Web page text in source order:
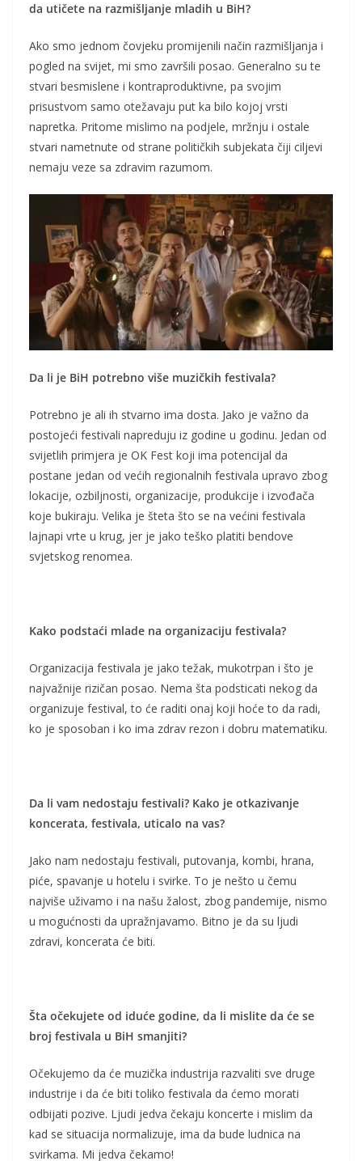
da utičete na razmišljanje mladih u BiH?
Ako smo jednom čovjeku promijenili način razmišljanja i
pogled na svijet, mi smo završili posao. Generalno su te
stvari besmislene i kontraproduktivne, pa svojim
prisustvom samo otežavaju put ka bilo kojoj vrsti
napretka. Pritome mislimo na podjele, mržnju i ostale
stvari nametnute od strane političkih subjekata čiji ciljevi
nemaju veze sa zdravim razumom.
Da li je BiH potrebno više muzičkih festivala?
Potrebno je ali ih stvarno ima dosta. Jako je važno da
postojeći festivali napreduju iz godine u godinu. Jedan od
svijetlih primjera je OK Fest koji ima potencijal da
postane jedan od većih regionalnih festivala upravo zbog
lokacije, ozbiljnosti, organizacije, produkcije i izvođača
koje bukiraju. Velika je šteta što se na većini festivala
lajnapi vrte u krug, jer je jako teško platiti bendove
svjetskog renomea.
Kako podstaći mlade na organizaciju festivala?
Organizacija festivala je jako težak, mukotrpan i što je
najvažnije rizičan posao. Nema šta podsticati nekog da
organizuje festival, to će raditi onaj koji hoće to da radi,
ko je sposoban i ko ima zdrav rezon i dobru matematiku.
Da li vam nedostaju festivali? Kako je otkazivanje
koncerata, festivala, uticalo na vas?
Jako nam nedostaju festivali, putovanja, kombi, hrana,
piće, spavanje u hotelu i svirke. To je nešto u čemu
najviše uživamo i na našu žalost, zbog pandemije, nismo
u mogućnosti da upražnjavamo. Bitno je da su ljudi
zdravi, koncerata će biti.
Šta očekujete od iduće godine, da li mislite da će se
broj festivala u BiH smanjiti?
Očekujemo da će muzička industrija razvaliti sve druge
industrije i da će biti toliko festivala da ćemo morati
odbijati pozive. Ljudi jedva čekaju koncerte i mislim da
kad se situacija normalizuje, ima da bude ludnica na
svirkama. Mi jedva čekamo!